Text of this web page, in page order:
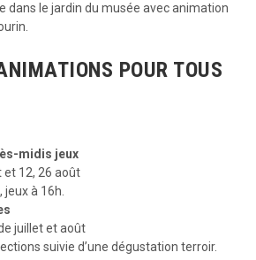
dans le jardin du musée avec animation
POUR TOUS
midis jeux
et 12, 26 août
à 16h.
juillet et août
suivie d’une dégustation terroir.